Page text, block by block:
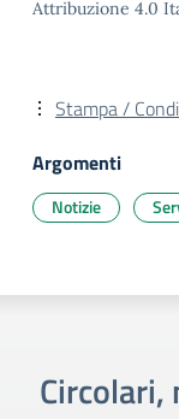
Attribuzione 4.0
Stampa /
Argomenti
Notizie